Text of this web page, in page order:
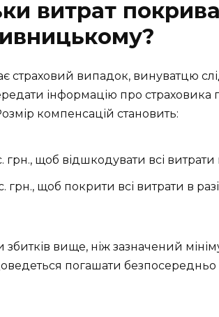
витрат
страховий випадок, винуватцю
інформацію про
компенсацій становить:
грн., щоб відшкодувати всі
грн., щоб покрити всі витрати в
вище, ніж зазначений
погашати безпосередньо